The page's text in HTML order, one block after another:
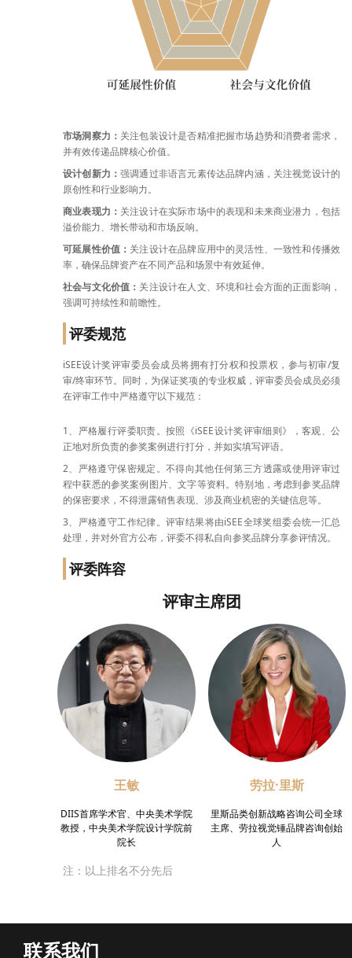
市场洞察力： 关注包装设计是否精准把握市场趋势和消费者需求，
并有效传递品牌核心价值。
设计创新力：强调通过非语言元素传达品牌内涵，关注视觉设计的
原创性和行业影响力。
商业表现力： 关注设计在实际市场中的表现和未来商业潜力，包括
溢价能力、增长带动和市场反响。
可延展性价值： 关注设计在品牌应用中的灵活性、一致性和传播效
率，确保品牌资产在不同产品和场景中有效延伸。
社会与文化价值： 关注设计在人文、环境和社会方面的正面影响，
强调可持续性和前瞻性。
评委规范
iSEE设计奖评审委员会成员将拥有打分权和投票权，参与初审/复
审/终审环节。同时，为保证奖项的专业权威，评审委员会成员必须
在评审工作中严格遵守以下规范：
1、严格履行评委职责。按照《iSEE设计奖评审细则》，客观、公
正地对所负责的参奖案例进行打分，并如实填写评语。
2、严格遵守保密规定。不得向其他任何第三方透露或使用评审过
程中获悉的参奖案例图片、文字等资料。特别地，考虑到参奖品牌
的保密要求，不得泄露销售表现、涉及商业机密的关键信息等。
3、严格遵守工作纪律。评审结果将由iSEE全球奖组委会统一汇总
处理，并对外官方公布，评委不得私自向参奖品牌分享参评情况。
评委阵容
评审主席团
王敏
DIIS首席学术官、中央美术学院
教授，中央美术学院设计学院前
院⻓
劳拉·里斯
里斯品类创新战略咨询公司全球
主席、劳拉视觉锤品牌咨询创始
人
注：以上排名不分先后
联系我们